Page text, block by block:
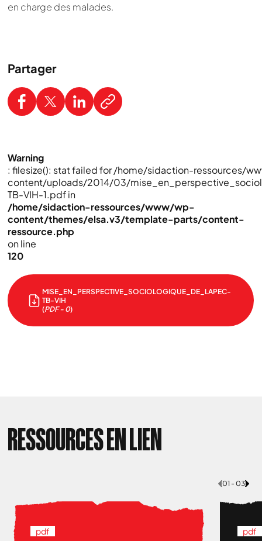
en charge des malades.
Partager
Warning
: filesize(): stat failed for /home/sidaction-ressources/
content/uploads/2014/03/
TB-VIH-1.pdf in
/home/sidaction-ressources/www/wp-
content/themes/elsa.v3/template-parts/content-
ressource.php
on line
120
MISE_EN_PERSPECTIVE_SOCIOLOGIQUE_DE_LAPEC-
TB-VIH
(PDF - 0)
RESSOURCES EN LIEN
01 - 03
pdf pdf